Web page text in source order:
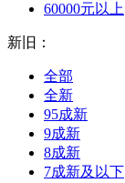
60000元以上
新旧：
全部
全新
95成新
9成新
8成新
7成新及以下